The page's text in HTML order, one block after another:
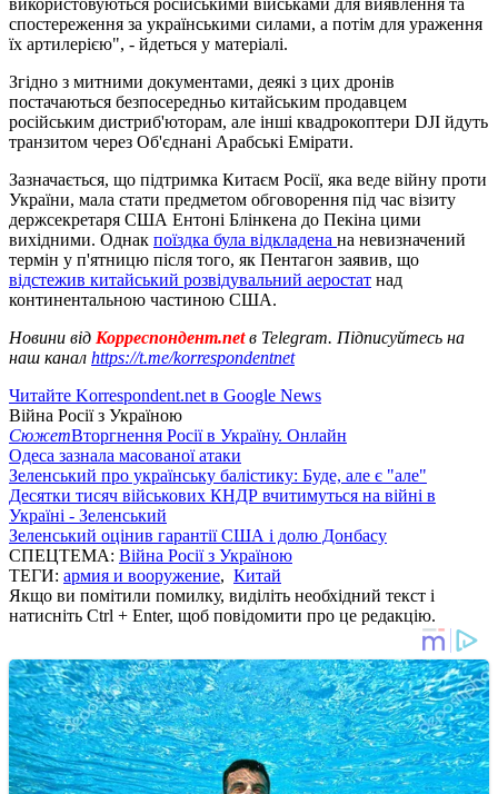
спостереження за українськими силами, а потім для ураження
їх артилерією", - йдеться у матеріалі.
Згідно з митними документами, деякі з цих дронів
постачаються безпосередньо китайським продавцем
російським дистриб'юторам, але інші квадрокоптери DJI йдуть
транзитом через Об'єднані Арабські Емірати.
Зазначається, що підтримка Китаєм Росії, яка веде війну проти
України, мала стати предметом обговорення під час візиту
держсекретаря США Ентоні Блінкена до Пекіна цими
вихідними. Однак поїздка була відкладена на невизначений
термін у п'ятницю після того, як Пентагон заявив, що
відстежив китайський розвідувальний аеростат над
континентальною частиною США.
Новини від Корреспондент.netв Telegram. Підписуйтесь на
наш канал https://t.me/korrespondentnet
Читайте Korrespondent.net в Google News
Війна Росії з Україною
СюжетВторгнення Росії в Україну. Онлайн
Одеса зазнала масованої атаки
Зеленський про українську балістику: Буде, але є "але"
Десятки тисяч військових КНДР вчитимуться на війні в
Україні - Зеленський
Зеленський оцінив гарантії США і долю Донбасу
СПЕЦТЕМА: Війна Росії з Україною
ТЕГИ: армия и вооружение, Китай
Якщо ви помітили помилку, виділіть необхідний текст і
натисніть Ctrl + Enter, щоб повідомити про це редакцію.